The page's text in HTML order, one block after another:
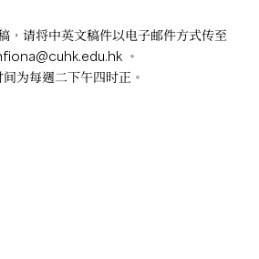
，请将中英文稿件以电子邮件方式传至
。
为每週二下午四时正。